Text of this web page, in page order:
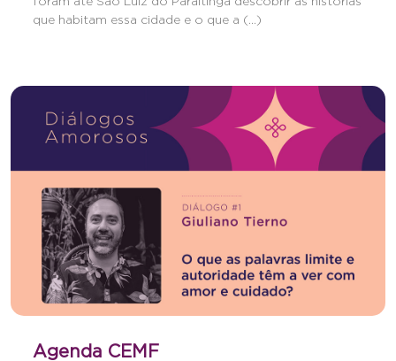
que habitam essa cidade e o que a (...)
Agenda CEMF